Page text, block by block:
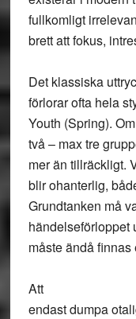
fullkomligt
brett att fokus,
Det klassiska
förlorar ofta hela
Youth (Spring).
två – max tre
mer än tillräckligt.
blir ohanterlig,
Grundtanken må
händelseförloppet
måste ändå
Att
endast dumpa